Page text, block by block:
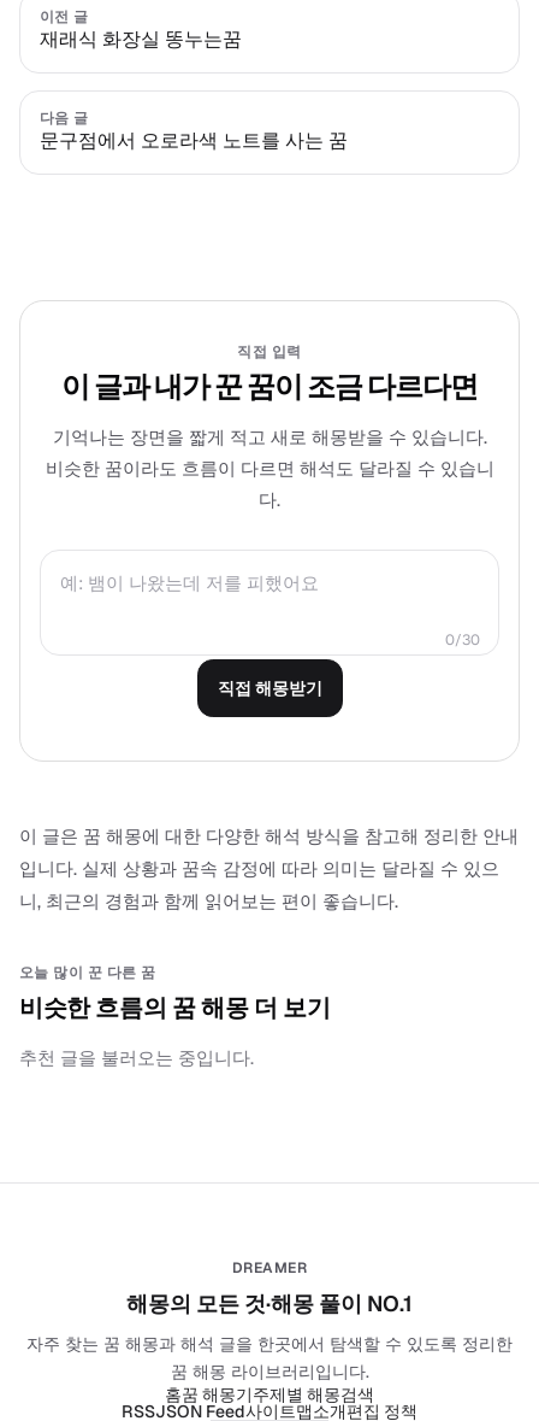
이전 글
재래식 화장실 똥누는꿈
다음 글
문구점에서 오로라색 노트를 사는 꿈
직접 입력
이 글과 내가 꾼 꿈이 조금 다르다면
기억나는 장면을 짧게 적고 새로 해몽받을 수 있습니다.
비슷한 꿈이라도 흐름이 다르면 해석도 달라질 수 있습니
다.
0/30
직접 해몽받기
이 글은 꿈 해몽에 대한 다양한 해석 방식을 참고해 정리한 안내
입니다. 실제 상황과 꿈속 감정에 따라 의미는 달라질 수 있으
니, 최근의 경험과 함께 읽어보는 편이 좋습니다.
오늘 많이 꾼 다른 꿈
비슷한 흐름의 꿈 해몽 더 보기
추천 글을 불러오는 중입니다.
DREAMER
해몽의 모든 것·해몽 풀이 NO.1
자주 찾는 꿈 해몽과 해석 글을 한곳에서 탐색할 수 있도록 정리한
꿈 해몽 라이브러리입니다.
홈꿈 해몽기주제별 해몽검색
RSSJSON Feed사이트맵소개편집 정책